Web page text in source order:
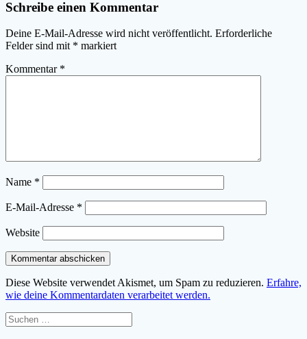
Schreibe einen Kommentar
Deine E-Mail-Adresse wird nicht veröffentlicht. Erforderliche
Felder sind mit * markiert
Kommentar *
Name *
E-Mail-Adresse *
Website
Diese Website verwendet Akismet, um Spam zu reduzieren. Erfahre,
wie deine Kommentardaten verarbeitet werden.
Suchen
nach: